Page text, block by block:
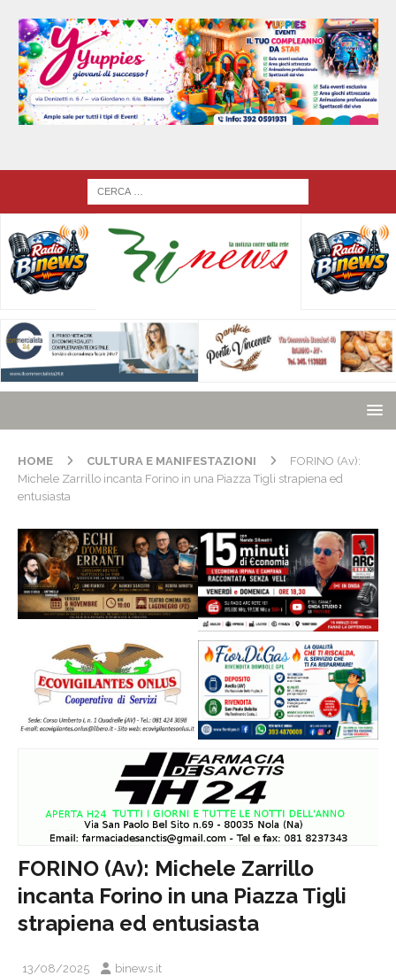
HOME CULTURA E MANIFESTAZIONI
FORINO (Av):
Michele Zarrillo incanta Forino in una Piazza Tigli strapiena ed
entusiasta
FORINO (Av): Michele Zarrillo
incanta Forino in una Piazza Tigli
strapiena ed entusiasta
13/08/2025 binews.it